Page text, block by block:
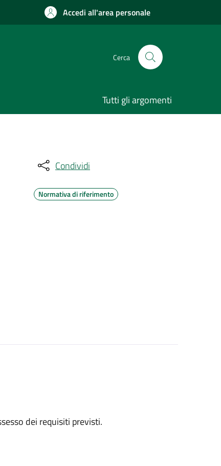
Accedi all'area personale
Cerca
Tutti gli argomenti
Condividi
Normativa di riferimento
dei requisiti previsti.